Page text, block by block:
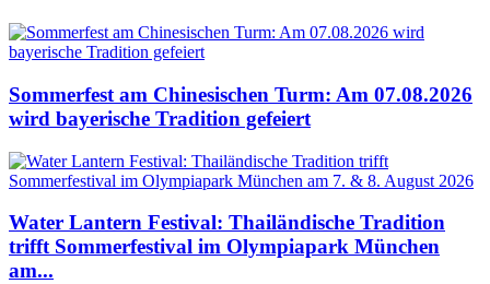
Sommerfest am Chinesischen Turm: Am 07.08.2026
wird bayerische Tradition gefeiert
Water Lantern Festival: Thailändische Tradition
trifft Sommerfestival im Olympiapark München
am...